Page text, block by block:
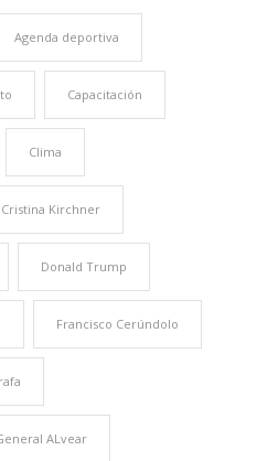
Agenda deportiva
Capacitación
Clima
Cristina Kirchner
Donald Trump
Francisco Cerúndolo
ALvear